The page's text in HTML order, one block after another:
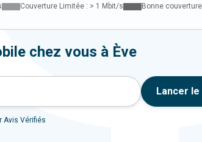
Couverture Limitée : > 1 Mbit/s Bonne
chez vous à Ève
Lancer
Avis Vérifiés